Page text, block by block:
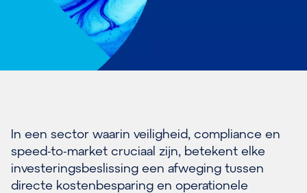
In een sector waarin veiligheid, compliance en
speed-to-market cruciaal zijn, betekent elke
investeringsbeslissing een afweging tussen
directe kostenbesparing en operationele